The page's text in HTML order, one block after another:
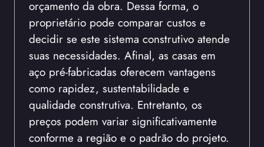
orçamento da obra. Dessa forma, o
proprietário pode comparar custos e
decidir se este sistema construtivo atende
suas necessidades. Afinal, as casas em
aço pré-fabricadas oferecem vantagens
como rapidez, sustentabilidade e
qualidade construtiva. Entretanto, os
preços podem variar significativamente
conforme a região e o padrão do projeto.